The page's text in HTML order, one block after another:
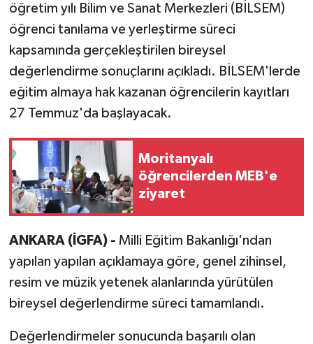
öğretim yılı Bilim ve Sanat Merkezleri (BİLSEM)
öğrenci tanılama ve yerleştirme süreci
kapsamında gerçekleştirilen bireysel
değerlendirme sonuçlarını açıkladı. BİLSEM'lerde
eğitim almaya hak kazanan öğrencilerin kayıtları
27 Temmuz'da başlayacak.
Moritanyalı
öğrencilerden MEB'e
ziyaret
ANKARA (İGFA) - Milli Eğitim Bakanlığı'ndan
yapılan yapılan açıklamaya göre, genel zihinsel,
resim ve müzik yetenek alanlarında yürütülen
bireysel değerlendirme süreci tamamlandı.
Değerlendirmeler sonucunda başarılı olan